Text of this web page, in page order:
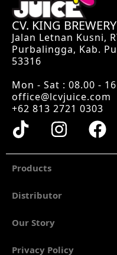
CV. KING BREWERY
Jalan Letnan Kusni,
Purbalingga, Kab.
53316
Mon - Sat : 08.00 -
office@lcvjuice.com
+62 813 2721 0303
Products
Distributor
Our Story
Privacy Policy